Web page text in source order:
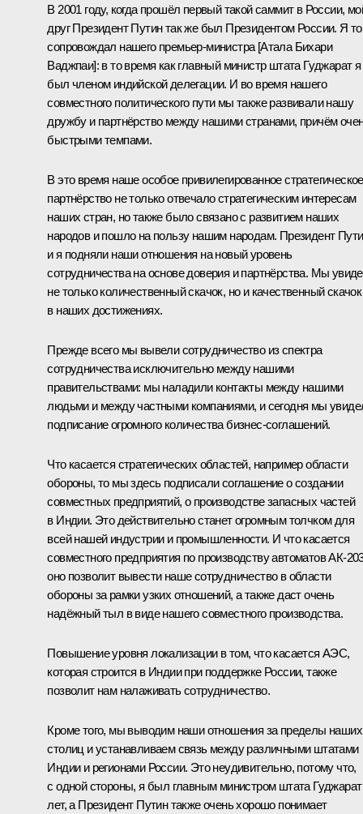
В 2001 году, когда прошёл первый такой саммит в России,
друг Президент Путин так же был Президентом России. Я
сопровождал нашего премьер-министра [Атала Бихари
Ваджпаи]: в то время как главный министр штата Гуджарат я
был членом индийской делегации. И во время нашего
совместного политического пути мы также развивали нашу
дружбу и партнёрство между нашими странами, причём
быстрыми темпами.
В это время наше особое привилегированное стратегическое
партнёрство не только отвечало стратегическим интересам
наших стран, но также было связано с развитием наших
народов и пошло на пользу нашим народам. Президент
и я подняли наши отношения на новый уровень
сотрудничества на основе доверия и партнёрства. Мы
не только количественный скачок, но и качественный скачок
в наших достижениях.
Прежде всего мы вывели сотрудничество из спектра
сотрудничества исключительно между нашими
правительствами: мы наладили контакты между нашими
людьми и между частными компаниями, и сегодня мы
подписание огромного количества бизнес-соглашений.
Что касается стратегических областей, например области
обороны, то мы здесь подписали соглашение о создании
совместных предприятий, о производстве запасных частей
в Индии. Это действительно станет огромным толчком для
всей нашей индустрии и промышленности. И что касается
совместного предприятия по производству автоматов АК-
оно позволит вывести наше сотрудничество в области
обороны за рамки узких отношений, а также даст очень
надёжный тыл в виде нашего совместного производства.
Повышение уровня локализации в том, что касается АЭС,
которая строится в Индии при поддержке России, также
позволит нам налаживать сотрудничество.
Кроме того, мы выводим наши отношения за пределы наших
столиц и устанавливаем связь между различными штатами
Индии и регионами России. Это неудивительно, потому что,
с одной стороны, я был главным министром штата
лет, а Президент Путин также очень хорошо понимает